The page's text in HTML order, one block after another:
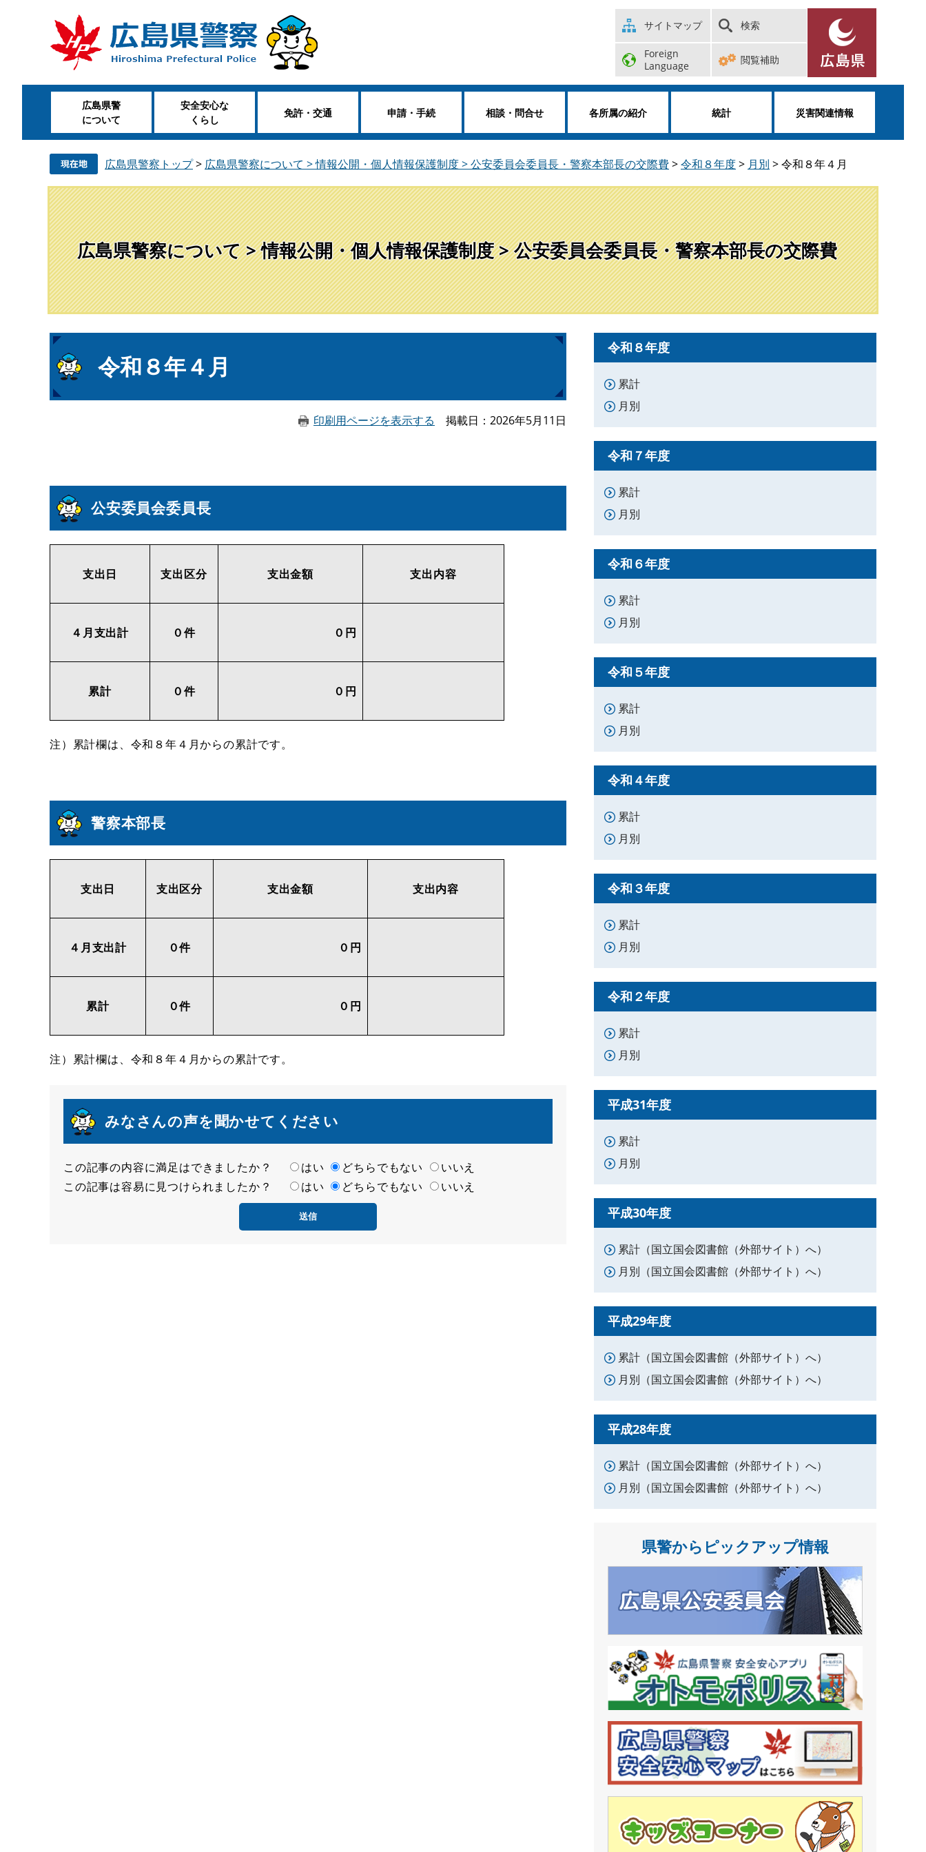
。
て
サイトマップ 検索
Foreign
Language
閲覧補助
広島県警
について
安全安心な
くらし
免許・交通 申請・手続 相談・問合せ 各所属の紹介 統計 災害関連情報
広島県警察トップ> 広島県警察について > 情報公開・個人情報保護制度 > 公安委員会委員長・警察本部長の交際費>令和８年度> 月別 >令和８年４月
広島県警察について > 情報公開・個人情報保護制度 > 公安委員会委員長・警察本部長の交際費
文
令和８年４月
印刷用ページを表示する 掲載日 2026年5月11日
公安委員会委員長
支出日 支出区分 支出金額 支出内容
４月支出計 ０件 ０円
累計 ０件 ０円
注）累計欄は、令和８年４月からの累計です。
警察本部長
支出日 支出区分 支出金額 支出内容
４月支出計 ０件 ０円
累計 ０件 ０円
注）累計欄は、令和８年４月からの累計です。
みなさんの声を聞かせてください
満
足
この記事の内容に満足はできましたか？ はい どちらでもない
いいえ
容
この記事は容易に見つけられましたか？ はい どちらでもない いいえ
令和８年度
累計
月別
令和７年度
累計
月別
令和６年度
累計
月別
令和５年度
累計
月別
令和４年度
累計
月別
令和３年度
累計
月別
令和２年度
累計
月別
平成31年度
累計
月別
平成30年度
累計（国立国会図書館（外部サイト）へ）
月別（国立国会図書館（外部サイト）へ）
平成29年度
累計（国立国会図書館（外部サイト）へ）
月別（国立国会図書館（外部サイト）へ）
平成28年度
累計（国立国会図書館（外部サイト）へ）
月別（国立国会図書館（外部サイト）へ）
県警からピックアップ情報